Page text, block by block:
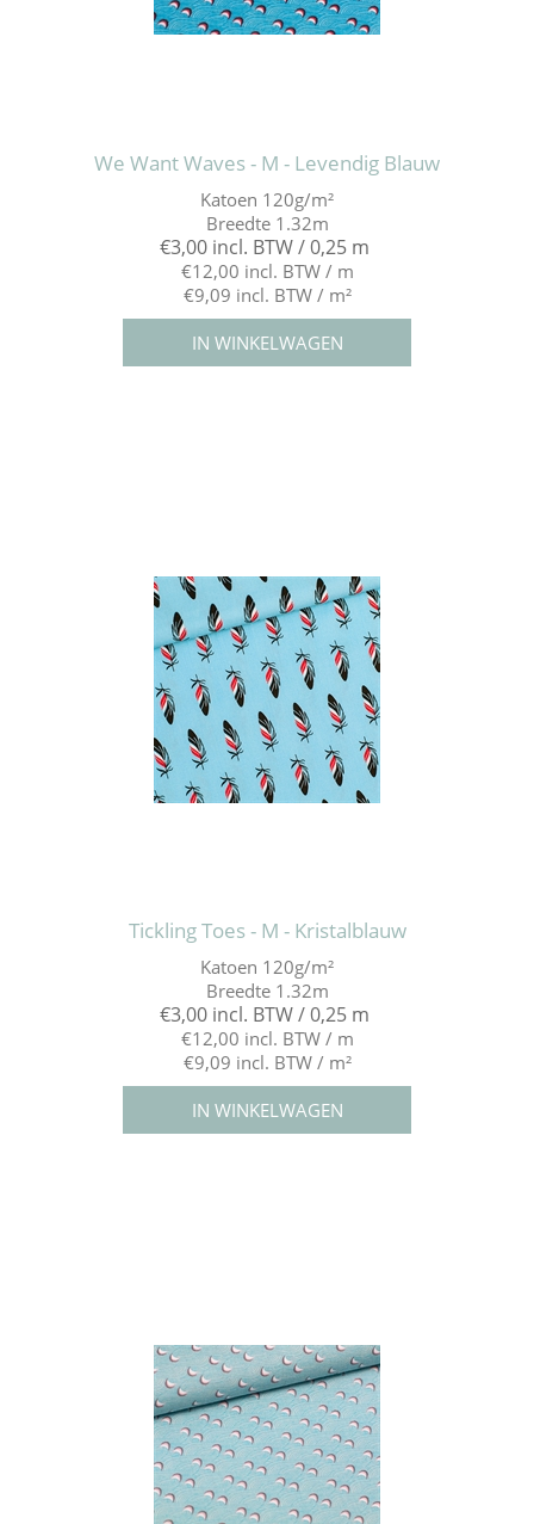
We Want Waves - M - Levendig Blauw
Katoen 120g/m²
Breedte 1.32m
€3,00 incl. BTW / 0,25 m
€12,00 incl. BTW / m
€9,09 incl. BTW / m²
Tickling Toes - M - Kristalblauw
Katoen 120g/m²
Breedte 1.32m
€3,00 incl. BTW / 0,25 m
€12,00 incl. BTW / m
€9,09 incl. BTW / m²